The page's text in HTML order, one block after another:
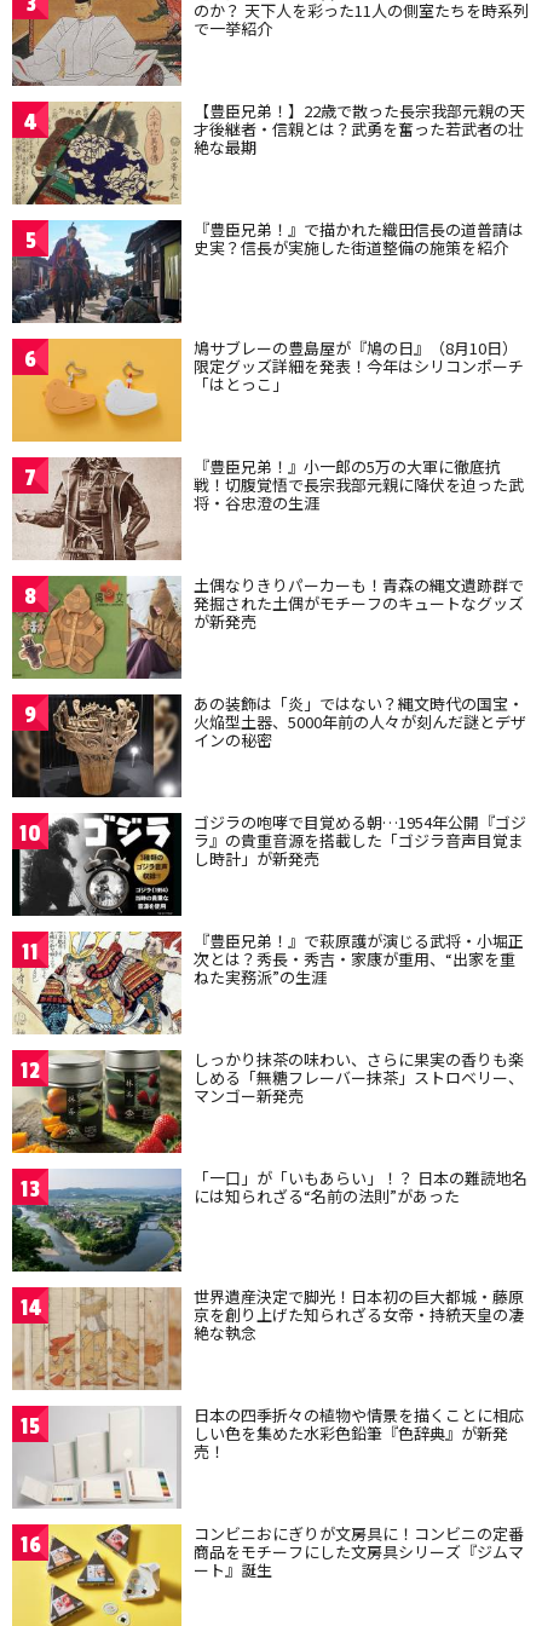
のか？ 天下人を彩った11人の側室たちを時系列
で一挙紹介
4 【豊臣兄弟！】22歳で散った長宗我部元親の天
才後継者・信親とは？武勇を奮った若武者の壮
絶な最期
5 『豊臣兄弟！』で描かれた織田信長の道普請は
史実？信長が実施した街道整備の施策を紹介
6 鳩サブレーの豊島屋が『鳩の日』（8月10日）
限定グッズ詳細を発表！今年はシリコンポーチ
「はとっこ」
7 『豊臣兄弟！』小一郎の5万の大軍に徹底抗
戦！切腹覚悟で長宗我部元親に降伏を迫った武
将・谷忠澄の生涯
8 土偶なりきりパーカーも！青森の縄文遺跡群で
発掘された土偶がモチーフのキュートなグッズ
が新発売
9 あの装飾は「炎」ではない？縄文時代の国宝・
火焔型土器、5000年前の人々が刻んだ謎とデザ
インの秘密
10 ゴジラの咆哮で目覚める朝…1954年公開『ゴジ
ラ』の貴重音源を搭載した「ゴジラ音声目覚ま
し時計」が新発売
11 『豊臣兄弟！』で萩原護が演じる武将・小堀正
次とは？秀長・秀吉・家康が重用、“出家を重
ねた実務派”の生涯
12 しっかり抹茶の味わい、さらに果実の香りも楽
しめる「無糖フレーバー抹茶」ストロベリー、
マンゴー新発売
13 「一口」が「いもあらい」！？ 日本の難読地名
には知られざる“名前の法則”があった
14 世界遺産決定で脚光！日本初の巨大都城・藤原
京を創り上げた知られざる女帝・持統天皇の凄
絶な執念
15 日本の四季折々の植物や情景を描くことに相応
しい色を集めた水彩色鉛筆『色辞典』が新発
売！
16 コンビニおにぎりが文房具に！コンビニの定番
商品をモチーフにした文房具シリーズ『ジムマ
ート』誕生